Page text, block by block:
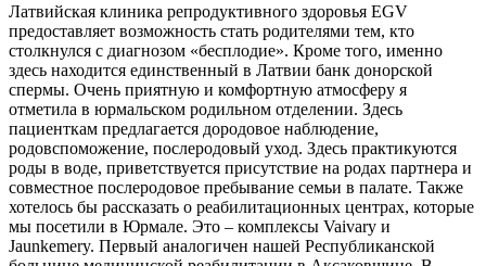
Латвийская клиника репродуктивного здоровья EGV
предоставляет возможность стать родителями тем, кто
столкнулся с диагнозом «бесплодие». Кроме того, именно
здесь находится единственный в Латвии банк донорской
спермы. Очень приятную и комфортную атмосферу я
отметила в юрмальском родильном отделении. Здесь
пациенткам предлагается дородовое наблюдение,
родовспоможение, послеродовый уход. Здесь практикуются
роды в воде, приветствуется присутствие на родах партнера и
совместное послеродовое пребывание семьи в палате. Также
хотелось бы рассказать о реабилитационных центрах, которые
мы посетили в Юрмале. Это – комплексы Vaivary и
Jaunkemery. Первый аналогичен нашей Республиканской